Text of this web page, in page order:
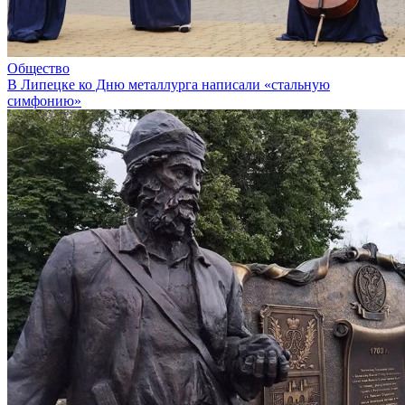
Общество
В Липецке ко Дню металлурга написали «стальную
симфонию»